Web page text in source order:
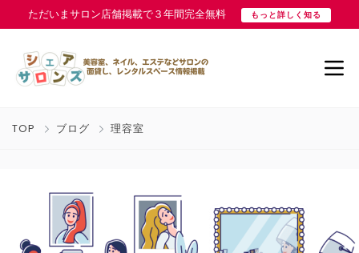
ただいまサロン店舗掲載で３年間完全無料 もっと詳しく知る
TOP ブログ 理容室